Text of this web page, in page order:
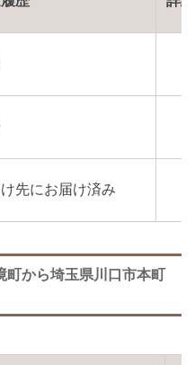
先にお届け済み
町から埼玉県川口市本町